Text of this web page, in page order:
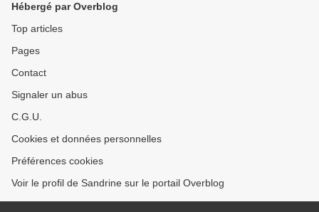
Hébergé par Overblog
Top articles
Pages
Contact
Signaler un abus
C.G.U.
Cookies et données personnelles
Préférences cookies
Voir le profil de Sandrine sur le portail Overblog